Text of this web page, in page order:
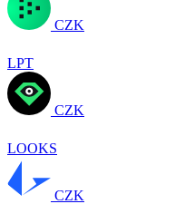
CZK
LPT
CZK
LOOKS
CZK